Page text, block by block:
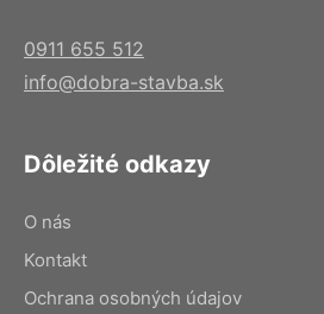
0911 655 512
info@dobra-stavba.sk
Dôležité odkazy
O nás
Kontakt
Ochrana osobných údajov